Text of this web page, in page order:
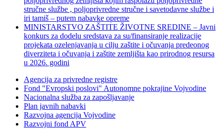
stručne službe , poljoprivredne stručne i savetodavne službe i
iri tamiš ‒ putem nabavke opreme
MINISTARSTVO ZAŠTITE ŽIVOTNE SREDINE – Javni
konkurs za dodelu sredstava za su/finansiranje realizacije
projekata ozelenjavanja u cilju zaštite i očuvanja predeonog
diverziteta i očuvanja i zaštite zemljišta kao prirodnog resursa
u 2026. godini
Agencija za privredne registre
Fond "Evropski poslovi" Autonomne pokrajine Vojvodine
Nacionalna služba za zapošljavanje
Plan javnih nabavki
Razvojna agencija Vojvodine
Razvojni fond APV